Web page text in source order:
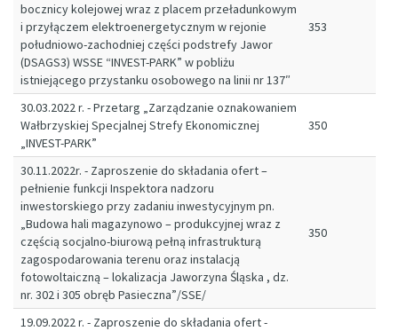
bocznicy kolejowej wraz z placem przeładunkowym
i przyłączem elektroenergetycznym w rejonie
południowo-zachodniej części podstrefy Jawor
(DSAGS3) WSSE “INVEST-PARK” w pobliżu
istniejącego przystanku osobowego na linii nr 137″
353
30.03.2022 r. - Przetarg „Zarządzanie oznakowaniem
Wałbrzyskiej Specjalnej Strefy Ekonomicznej
„INVEST-PARK”
350
30.11.2022r. - Zaproszenie do składania ofert –
pełnienie funkcji Inspektora nadzoru
inwestorskiego przy zadaniu inwestycyjnym pn.
„Budowa hali magazynowo – produkcyjnej wraz z
częścią socjalno-biurową pełną infrastrukturą
zagospodarowania terenu oraz instalacją
fotowoltaiczną – lokalizacja Jaworzyna Śląska , dz.
nr. 302 i 305 obręb Pasieczna”/SSE/
350
19.09.2022 r. - Zaproszenie do składania ofert -